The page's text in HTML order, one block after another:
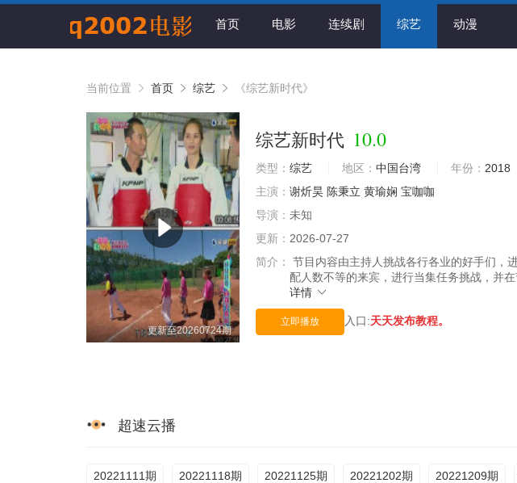
首页 电影 连续剧 综艺 动漫
当前位置 首页 综艺 《综艺新时代》
更新至20260724期
综艺新时代 10.0
类型： 综艺 地区： 中国台湾 年份： 2018
主演： 谢炘昊 陈秉立 黄瑜娴 宝咖咖
导演： 未知
更新： 2026-07-27
简介：
节目内容由主持人挑战各行各业的好手们，
配人数不等的来宾，进行当集任务挑战，并
详情
立即播放 入口:天天发布教程。
超速云播
20221111期 20221118期 20221125期 20221202期 20221209期